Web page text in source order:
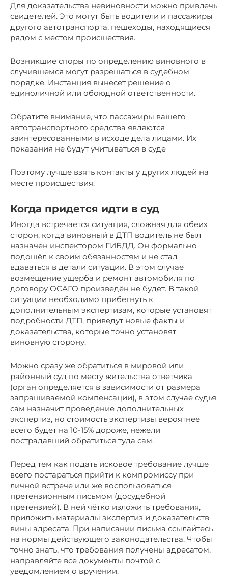
Для доказательства невиновности можно привлечь
свидетелей. Это могут быть водители и пассажиры
другого автотранспорта, пешеходы, находящиеся
рядом с местом происшествия.
Возникшие споры по определению виновного в
случившемся могут разрешаться в судебном
порядке. Инстанция вынесет решение о
единоличной или обоюдной ответственности.
Обратите внимание, что пассажиры вашего
автотранспортного средства являются
заинтересованными в исходе дела лицами. Их
показания не будут учитываться в суде
Поэтому лучше взять контакты у других людей на
месте происшествия.
Когда придется идти в суд
Иногда встречается ситуация, сложная для обеих
сторон, когда виновный в ДТП водитель не был
назначен инспектором ГИБДД. Он формально
подошёл к своим обязанностям и не стал
вдаваться в детали ситуации. В этом случае
возмещение ущерба и ремонт автомобиля по
договору ОСАГО произведён не будет. В такой
ситуации необходимо прибегнуть к
дополнительным экспертизам, которые установят
подробности ДТП, приведут новые факты и
доказательства, которые точно установят
виновную сторону.
Можно сразу же обратиться в мировой или
районный суд по месту жительства ответчика
(орган определяется в зависимости от размера
запрашиваемой компенсации), в этом случае судья
сам назначит проведение дополнительных
экспертиз, но стоимость экспертизы вероятнее
всего будет на 10-15% дороже, нежели
пострадавший обратиться туда сам.
Перед тем как подать исковое требование лучше
всего постараться прийти к компромиссу при
личной встрече или же воспользоваться
претензионным письмом (досудебной
претензией). В ней чётко изложить требования,
приложить материалы экспертиз и доказательств
вины адресата. При написании письма ссылайтесь
на нормы действующего законодательства. Чтобы
точно знать, что требования получены адресатом,
направляйте все документы почтой с
уведомлением о вручении.